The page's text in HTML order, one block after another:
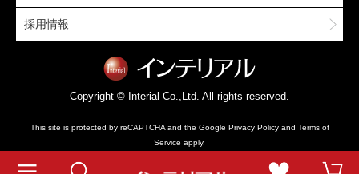
採用情報
Copyright © Interial Co.,Ltd. All rights reserved.
This site is protected by reCAPTCHA and the Google Privacy Policyand Terms of
Service apply.